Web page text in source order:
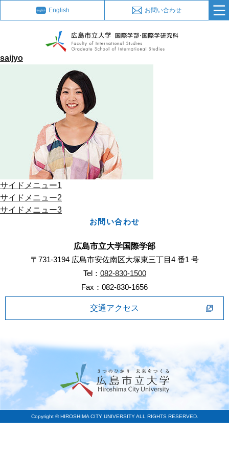
English お問い合わせ
saijyo
サイドメニュー1
サイドメニュー2
サイドメニュー3
お問い合わせ
広島市立大学国際学部
〒731-3194 広島市安佐南区大塚東三丁目4 番1 号
Tel： 082-830-1500
Fax：082-830-1656
交通アクセス
Copyright © HIROSHIMA CITY UNIVERSITY ALL RIGHTS RESERVED.